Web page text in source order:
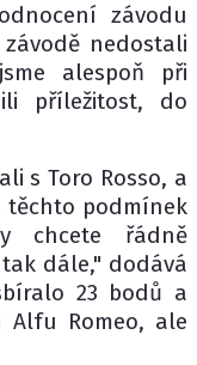
závodu
nedostali
alespoň při
příležitost, do
s Toro Rosso, a
těchto podmínek
chcete řádně
dále," dodává
23 bodů a
Alfu Romeo, ale